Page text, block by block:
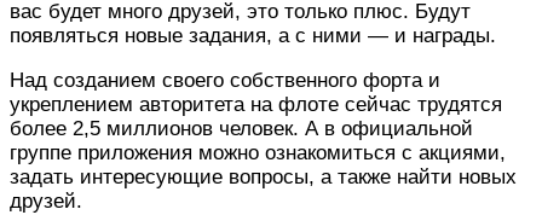
вас будет много друзей, это только плюс. Будут
появляться новые задания, а с ними — и награды.
Над созданием своего собственного форта и
укреплением авторитета на флоте сейчас трудятся
более 2,5 миллионов человек. А в официальной
группе приложения можно ознакомиться с акциями,
задать интересующие вопросы, а также найти новых
друзей.